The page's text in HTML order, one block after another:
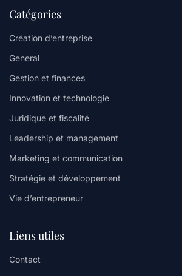
Catégories
Création d’entreprise
General
Gestion et finances
Innovation et technologie
Juridique et fiscalité
Leadership et management
Marketing et communication
Stratégie et développement
Vie d’entrepreneur
Liens utiles
Contact